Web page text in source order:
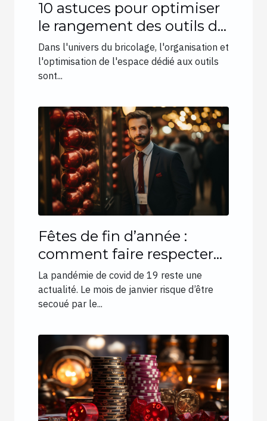
10 astuces pour optimiser
le rangement des outils de
bricolage dans votre
garage
Dans l'univers du bricolage, l'organisation et
l'optimisation de l'espace dédié aux outils
sont...
Fêtes de fin d’année :
comment faire respecter
les gestes barrières ?
La pandémie de covid de 19 reste une
actualité. Le mois de janvier risque d’être
secoué par le...